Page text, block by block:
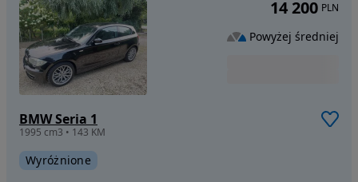
BMW Seria 1
1995 cm3 • 143 KM
Wyróżnione
14 200 PLN
Powyżej średniej